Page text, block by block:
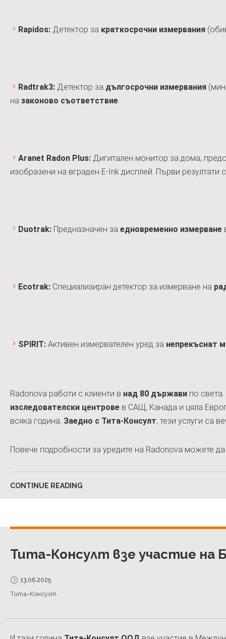
Rapidos: Детектор за краткосрочни измервания
Radtrak3: Детектор за дългосрочни измервания
на законово съответствие
Aranet Radon Plus: Дигитален монитор за дома,
изобразени на вграден E-Ink дисплей. Първи резултати
Duotrak: Предназначен за едновременно измерване
Ecotrak: Специализиран детектор за измерване на
SPIRIT: Активен измервателен уред за непрекъснат
Radonova работи с клиенти в над 80 държави по
изследователски центрове в САЩ, Канада и цяла
всяка година. Заедно с Тита-Консулт, тези услуги са
Повече подробности за уредите на Radonova можете
CONTINUE READING
Тита-Консулт взе участие на
13.06.2025
Тита-Консулт